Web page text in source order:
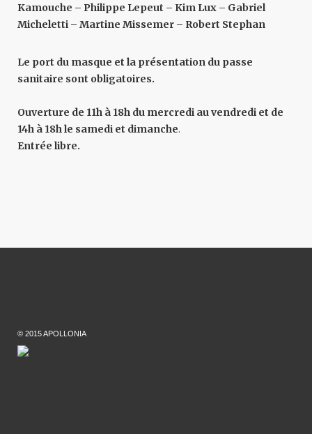
Kamouche – Philippe Lepeut – Kim Lux – Gabriel
Micheletti – Martine Missemer – Robert Stephan
Le port du masque et la présentation du passe
sanitaire sont obligatoires.
Ouverture de 11h à 18h du mercredi au vendredi et de
14h à 18h le samedi et dimanche.
Entrée libre.
© 2015 APOLLONIA